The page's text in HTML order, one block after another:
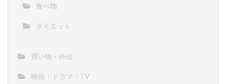
食べ物
ダイエット
買い物・外出
映画・ドラマ・TV